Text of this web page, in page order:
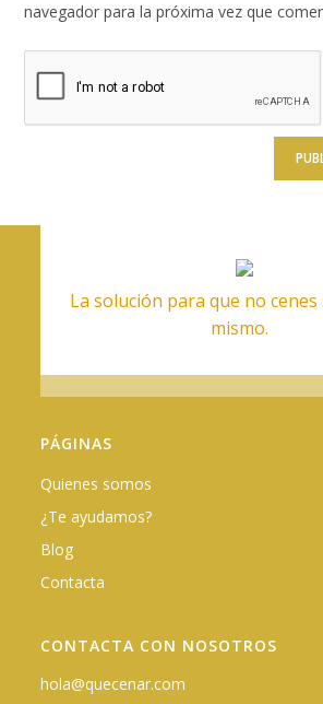
comentar
(opcional)
navegador para la próxima vez que
La solución para que no
mismo.
PÁGINAS
Quienes somos
¿Te ayudamos?
Blog
Contacta
CONTACTA CON NOSOTROS
hola@quecenar.com